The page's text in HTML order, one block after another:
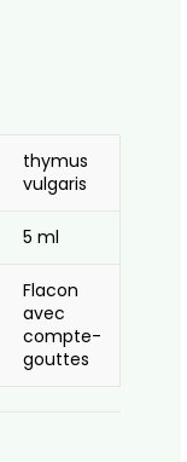
thymus
vulgaris
5 ml
Flacon
avec
compte-
gouttes